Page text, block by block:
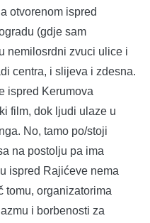
otvorenom ispred
(gdje sam
nemilosrdni zvuci ulice i
centra, i slijeva i zdesna.
ispred Kerumova
film, dok ljudi ulaze u
No, tamo po/stoji
na postolju pa ima
ispred Rajićeve nema
tomu, organizatorima
i borbenosti za